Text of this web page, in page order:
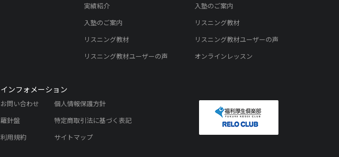
実績紹介
入塾のご案内
リスニング教材
リスニング教材ユーザーの声
入塾のご案内
リスニング教材
リスニング教材ユーザーの声
オンラインレッスン
インフォメーション
お問い合わせ
羅針盤
利用規約
個人情報保護方針
特定商取引法に基づく表記
サイトマップ